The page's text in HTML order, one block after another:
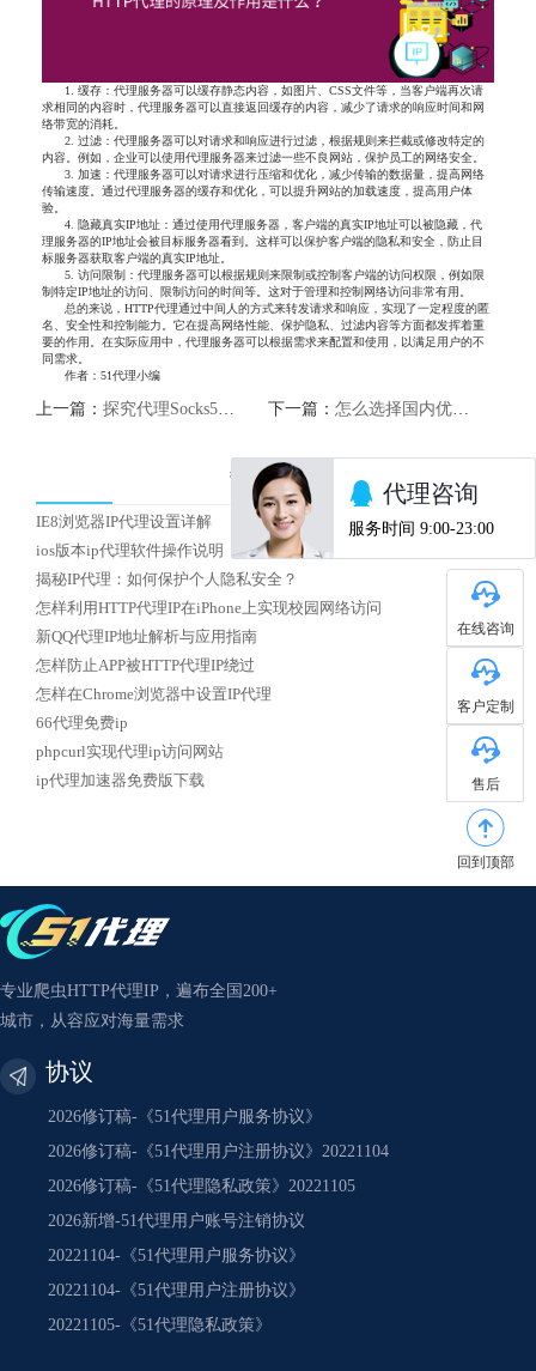
1. 缓存：代理服务器可以缓存静态内容，如图片、CSS文件等，当客户端再次请
求相同的内容时，代理服务器可以直接返回缓存的内容，减少了请求的响应时间和网
络带宽的消耗。
2. 过滤：代理服务器可以对请求和响应进行过滤，根据规则来拦截或修改特定的
内容。例如，企业可以使用代理服务器来过滤一些不良网站，保护员工的网络安全。
3. 加速：代理服务器可以对请求进行压缩和优化，减少传输的数据量，提高网络
传输速度。通过代理服务器的缓存和优化，可以提升网站的加载速度，提高用户体
验。
4. 隐藏真实IP地址：通过使用代理服务器，客户端的真实IP地址可以被隐藏，代
理服务器的IP地址会被目标服务器看到。这样可以保护客户端的隐私和安全，防止目
标服务器获取客户端的真实IP地址。
5. 访问限制：代理服务器可以根据规则来限制或控制客户端的访问权限，例如限
制特定IP地址的访问、限制访问的时间等。这对于管理和控制网络访问非常有用。
总的来说，HTTP代理通过中间人的方式来转发请求和响应，实现了一定程度的匿
名、安全性和控制能力。它在提高网络性能、保护隐私、过滤内容等方面都发挥着重
要的作用。在实际应用中，代理服务器可以根据需求来配置和使用，以满足用户的不
同需求。
作者：51代理小编
上一篇： 探究代理Socks5：隐私保护与网络安全的利器 下一篇： 怎么选择国内优质HTTP代理IP
热门文章
IE8浏览器IP代理设置详解
ios版本ip代理软件操作说明
揭秘IP代理：如何保护个人隐私安全？
怎样利用HTTP代理IP在iPhone上实现校园网络访问
新QQ代理IP地址解析与应用指南
怎样防止APP被HTTP代理IP绕过
怎样在Chrome浏览器中设置IP代理
66代理免费ip
phpcurl实现代理ip访问网站
ip代理加速器免费版下载
在线咨询
客户定制
售后
回到顶部
专业爬虫HTTP代理IP，遍布全国200+
城市，从容应对海量需求
协议
2026修订稿-《51代理用户服务协议》
2026修订稿-《51代理用户注册协议》20221104
2026修订稿-《51代理隐私政策》20221105
2026新增-51代理用户账号注销协议
20221104-《51代理用户服务协议》
20221104-《51代理用户注册协议》
20221105-《51代理隐私政策》